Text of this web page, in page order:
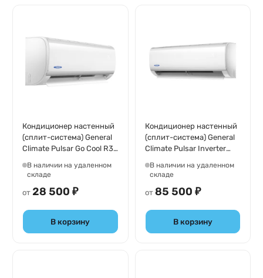
Кондиционер настенный
(сплит-система) General
Climate Pulsar Go Cool R32
R07H32N
В наличии на удаленном
складе
от 28 500 ₽
В корзину
Кондиционер настенный
(сплит-система) General
Climate Pulsar Inverter
В наличии на удаленном
складе
от 85 500 ₽
В корзину